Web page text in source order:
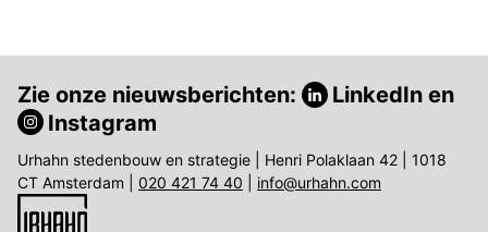
Zie onze nieuwsberichten: LinkedIn en
Instagram
Urhahn stedenbouw en strategie | Henri Polaklaan 42 | 1018
CT Amsterdam | 020 421 74 40 info@urhahn.com